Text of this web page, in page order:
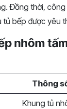
Đồng thời,
bếp được yêu
nhôm
Thông
Khung tủ